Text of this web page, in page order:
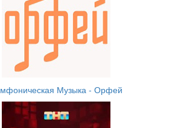
Музыка - Орфей